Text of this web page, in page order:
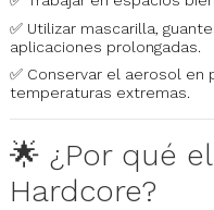
✅ Utilizar mascarilla,
aplicaciones prolongadas.
✅ Conservar el aerosol
temperaturas extremas.
🌟 ¿Por qué
Hardcore?